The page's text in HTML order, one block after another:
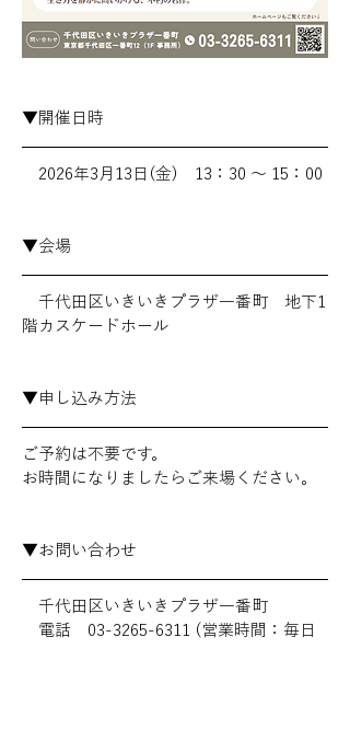
▼開催日時
2026年3月13日(金)　13：30 ～ 15：00
▼会場
千代田区いきいきプラザ一番町　地下1
階カスケードホール
▼申し込み方法
ご予約は不要です。
お時間になりましたらご来場ください。
▼お問い合わせ
千代田区いきいきプラザ一番町
電話　03-3265-6311 (営業時間：毎日